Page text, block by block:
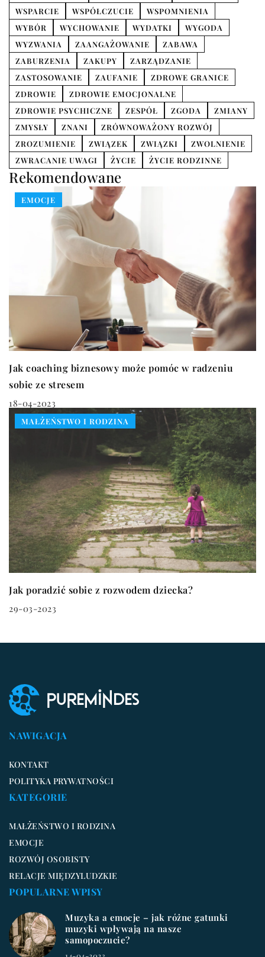
WSPARCIE
WSPÓŁCZUCIE
WSPOMNIENIA
WYBÓR
WYCHOWANIE WYDATKI
WYGODA
WYZWANIA
ZAANGAŻOWANIE
ZABAWA
ZABURZENIA
ZAKUPY
ZARZĄDZANIE
ZASTOSOWANIE
ZAUFANIE
ZDROWE GRANICE
ZDROWIE
ZDROWIE EMOCJONALNE
ZDROWIE PSYCHICZNE
ZESPÓŁ ZGODA
ZMIANY
ZMYSŁY
ZNANI
ZRÓWNOWAŻONY ROZWÓJ
ZROZUMIENIE
ZWIĄZEK ZWIĄZKI
ZWOLNIENIE
ZWRACANIE UWAGI
ŻYCIE ŻYCIE RODZINNE
Rekomendowane
EMOCJE
Jak coaching biznesowy może pomóc w radzeniu
sobie ze stresem
18-04-2023
MAŁŻEŃSTWO I RODZINA
Jak poradzić sobie z rozwodem dziecka?
29-03-2023
NAWIGACJA
KONTAKT
POLITYKA PRYWATNOŚCI
KATEGORIE
MAŁŻEŃSTWO I RODZINA
EMOCJE
ROZWÓJ OSOBISTY
RELACJE MIĘDZYLUDZKIE
POPULARNE WPISY
Muzyka a emocje – jak różne gatunki
muzyki wpływają na nasze
samopoczucie?